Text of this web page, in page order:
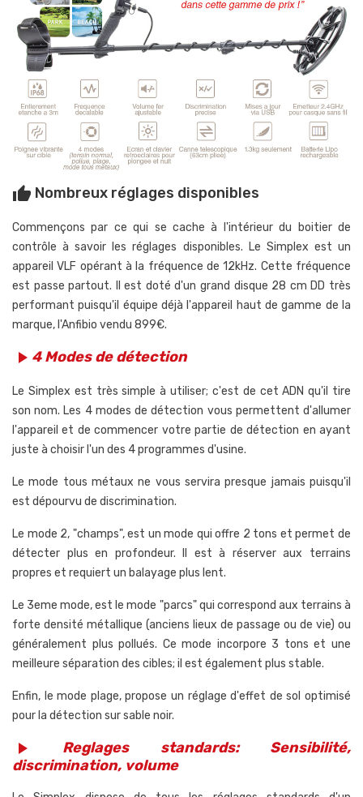
thumb_up Nombreux réglages disponibles
Commençons par ce qui se cache à l'intérieur du boitier de
contrôle à savoir les réglages disponibles. Le Simplex est un
appareil VLF opérant à la fréquence de 12kHz. Cette fréquence
est passe partout. Il est doté d'un grand disque 28 cm DD très
performant puisqu'il équipe déjà l'appareil haut de gamme de la
marque, l'Anfibio vendu 899€.
play_arrow 4 Modes de détection
Le Simplex est très simple à utiliser; c'est de cet ADN qu'il tire
son nom. Les 4 modes de détection vous permettent d'allumer
l'appareil et de commencer votre partie de détection en ayant
juste à choisir l'un des 4 programmes d'usine.
Le mode tous métaux ne vous servira presque jamais puisqu'il
est dépourvu de discrimination.
Le mode 2, "champs", est un mode qui offre 2 tons et permet de
détecter plus en profondeur. Il est à réserver aux terrains
propres et requiert un balayage plus lent.
Le 3eme mode, est le mode "parcs" qui correspond aux terrains à
forte densité métallique (anciens lieux de passage ou de vie) ou
généralement plus pollués. Ce mode incorpore 3 tons et une
meilleure séparation des cibles; il est également plus stable.
Enfin, le mode plage, propose un réglage d'effet de sol optimisé
pour la détection sur sable noir.
play_arrow
Reglages standards: Sensibilité,
discrimination, volume